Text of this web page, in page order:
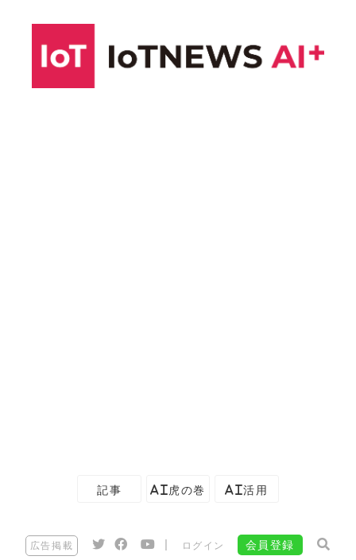
記事 AI虎の巻 AI活用
広告掲載 ログイン 会員登録